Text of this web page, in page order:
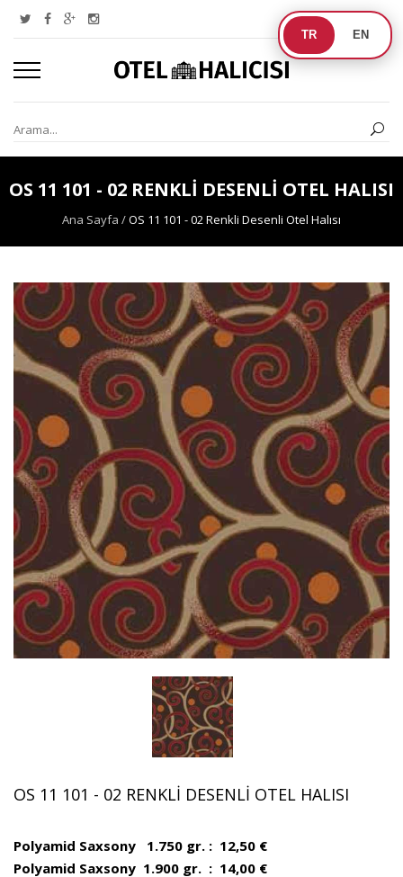
TR EN
OS 11 101 - 02 RENKLI DESENLI OTEL HALISI
Ana Sayfa /OS 11 101 - 02 Renkli Desenli Otel Halısı
OS 11 101 - 02 RENKLI DESENLI OTEL HALISI
Polyamid Saxsony 1.750 gr. : 12,50 €
Polyamid Saxsony 1.900 gr. : 14,00 €